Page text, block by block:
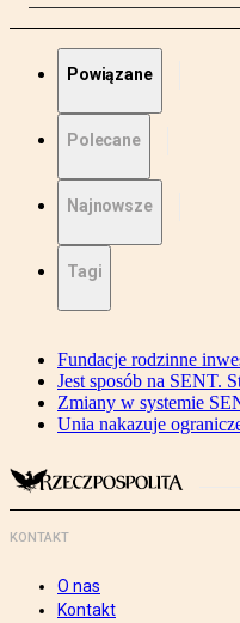
Powiązane
Polecane
Najnowsze
Tagi
Fundacje rodzinne
Jest sposób na SENT.
Zmiany w systemie
Unia nakazuje
KONTAKT
O nas
Kontakt